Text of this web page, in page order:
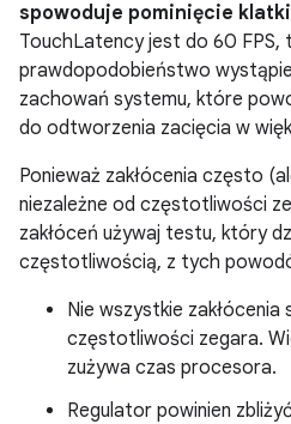
spowoduje pominięcie
TouchLatency jest do 60 FPS,
prawdopodobieństwo
zachowań systemu, które
do odtworzenia zacięcia w
Ponieważ zakłócenia często
niezależne od częstotliwości
zakłóceń używaj testu, który
częstotliwością, z tych
Nie wszystkie zakłócenia
częstotliwości zegara.
zużywa czas procesora.
Regulator powinien